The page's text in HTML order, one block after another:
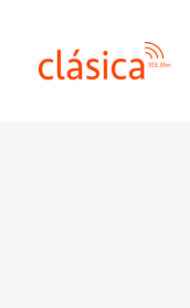
contenido